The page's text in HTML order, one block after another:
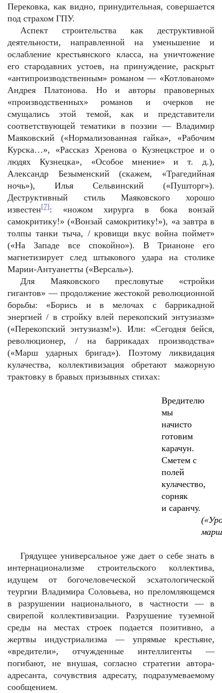
Перековка, как видно, принудительная, совершается
под страхом ГПУ.
Аспект строительства как деструктивной
деятельности, направленной на уменьшение и
ослабление крестьянского класса, на уничтожение
его стародавних устоев, на принуждение, раскрыт
«антипроизводственным» романом — «Котлованом»
Андрея Платонова. Но и авторы правоверных
«производственных» романов и очерков не
смущались этой темой, как и представители
соответствующей тематики в поэзии — Владимир
Маяковский («Нормализованная гайка», «Рабочим
Курска…», «Рассказ Хренова о Кузнецкстрое и о
людях Кузнецка», «Особое мнение» и т. д.),
Александр Безыменский (скажем, «Трагедийная
ночь»), Илья Сельвинский («Пушторг»).
Деструктивный стиль Маяковского хорошо
известен [7] : «ножом хирурга в бока вонзай
самокритику!» («Вонзай самокритику!»), «а завтра в
толпы танки тыча, / кровищи вкус война поймет»
(«На Западе все спокойно»). В Трианоне его
магнетизирует след штыкового удара на столике
Марии-Антуанетты («Версаль»).
Для Маяковского пресловутые «стройки
гигантов» — продолжение жестокой революционной
борьбы: «Борись и в мелочах с баррикадной
энергией / в стройку влей перекопский энтузиазм»
(«Перекопский энтузиазм!»). Или: «Сегодня бейся,
революционер, / на баррикадах производства»
(«Марш ударных бригад»). Поэтому ликвидация
кулачества, коллективизация обретают мажорную
трактовку в бравых призывных стихах:
Вредителю
мы
начисто
готовим
карачун.
Сметем с
полей
кулачество,
сорняк
и саранчу.
Грядущее универсальное уже дает о себе знать в
интернационализме строительского коллектива,
идущем от богочеловеческой эсхатологической
теургии Владимира Соловьева, но преломляющемся
в разрушении национального, в частности — в
свирепой коллективизации. Разрушение туземной
среды на местах строек подается позитивно, а
жертвы индустриализма — упрямые крестьяне,
«вредители», отчужденные интеллигенты —
погибают, не внушая, согласно стратегии автора-
адресанта, сочувствия адресату, подразумеваемому
сообщением.